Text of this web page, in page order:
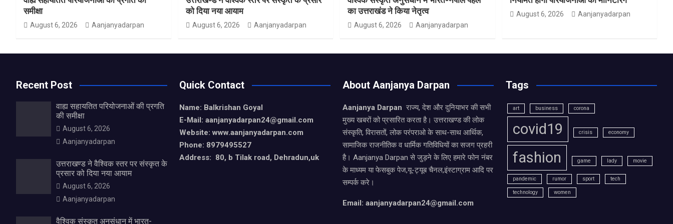
समीक्षा
August 6, 2026 Aanjanyadarpan
को दिया नया आयाम
August 6, 2026 Aanjanyadarpan
का उत्तराखंड ने किया नेतृत्व
August 6, 2026 Aanjanyadarpan
August 6, 2026 Aanjanyadarpan
Recent Post
वाह्य सहायतित परियोजनाओं की प्रगति
की समीक्षा
August 6, 2026
Aanjanyadarpan
उत्तराखण्ड ने वैश्विक स्तर पर संस्कृत के
प्रसार को दिया नया आयाम
August 6, 2026
Aanjanyadarpan
वैश्विक संस्कृत अनुसंधान में भारत-
Quick Contact
Name: Balkrishan Goyal
E-Mail: aanjanyadarpan24@gmail.com
Website: www.aanjanyadarpan.com
Phone: 8979495527
Address: 80, b Tilak road, Dehradun,uk
About Aanjanya Darpan
Aanjanya Darpan राज्य, देश और दुनियाभर की सभी
मुख्य खबरों को प्रसारित करता है। उत्तराखण्ड की लोक
संस्कृति, विरासतों, लोक परंपराओ के साथ-साथ आर्थिक,
सामाजिक राजनीतिक व धार्मिक गतिविधियों का सजग प्रहरी
है। Aanjanya Darpan से जुड़ने के लिए हमारे फोन नंबर
के माध्यम या फेसबुक पेज,यू-ट्यूब चैनल,इंस्टाग्राम आदि पर
सम्पर्क करे।
Email: aanjanyadarpan24@gmail.com
Tags
art business corona
covid19 crisis economy
fashion game lady movie
pandemic rumor sport tech
technology women